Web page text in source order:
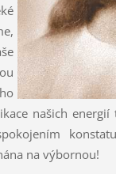
našich
na výbornou!